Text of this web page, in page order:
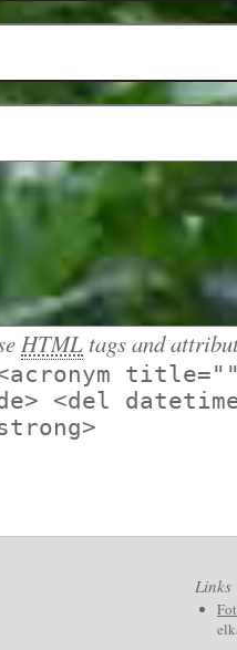
HTML tags and
<del
Links